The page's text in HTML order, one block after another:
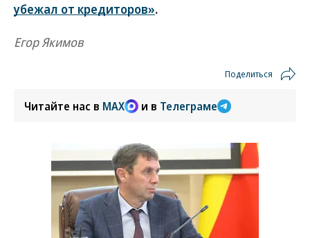
убежал от кредиторов».
Егор Якимов
Поделиться
Читайте нас в MAX и в Телеграме